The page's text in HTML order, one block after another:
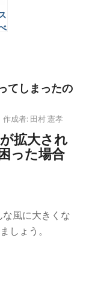
てしまったの
作成者: 田村 憲孝
拡大され
った場合
風に大きくな
しょう。